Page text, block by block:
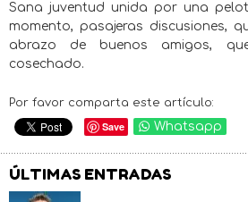
Sana juventud unida por una
momento, pasajeras discusiones,
abrazo de buenos amigos,
cosechado.
Por favor comparta este artículo:
Save Whatsapp
ÚLTIMAS ENTRADAS